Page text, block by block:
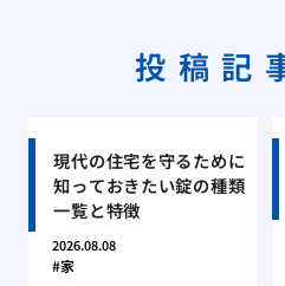
投稿記
現代の住宅を守るために
知っておきたい錠の種類
一覧と特徴
2026.08.08
家